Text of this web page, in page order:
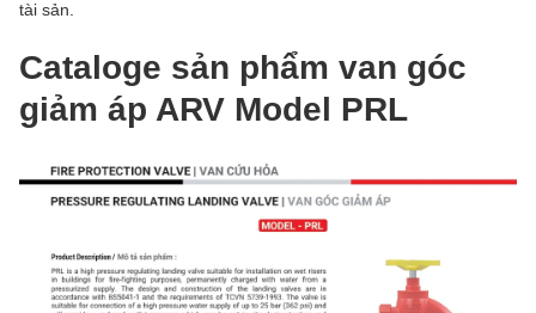
tài sản.
Cataloge sản phẩm van góc
giảm áp ARV Model PRL